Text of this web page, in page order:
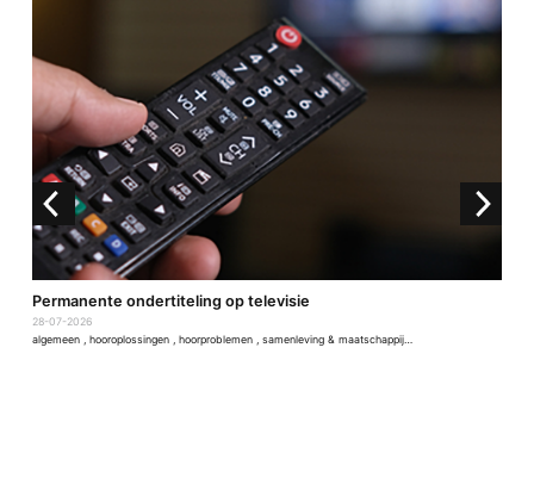
Permanente ondertiteling op televisie
28-07-2026
algemeen
hooroplossingen hoorproblemen samenleving & maatschappij